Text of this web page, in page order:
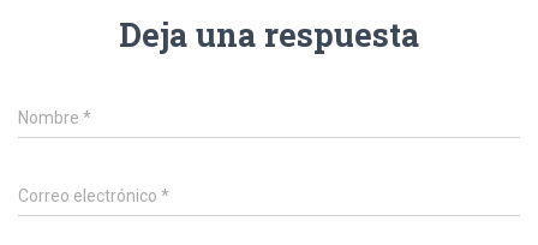
Deja una respuesta
Nombre *
Correo electrónico *